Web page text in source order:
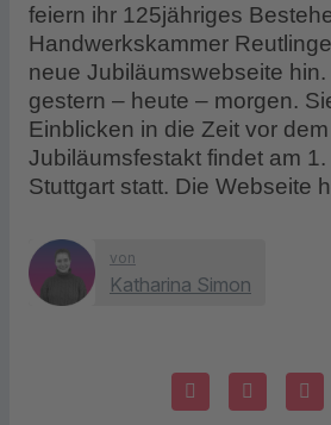
feiern ihr 125jähriges
Handwerkskammer
neue Jubiläumswebseite hin.
gestern – heute – morgen.
Einblicken in die Zeit vor
Jubiläumsfestakt findet am
Stuttgart statt. Die Webseite
von
Katharina Simon